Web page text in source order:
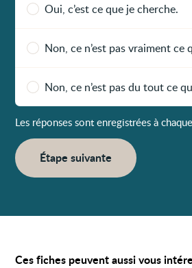
Oui, c’est ce que je cherche.
Non, ce n’est pas vraiment ce
Non, ce n’est pas du tout ce
Les réponses sont enregistrées à
Étape suivante
Ces fiches peuvent aussi vous